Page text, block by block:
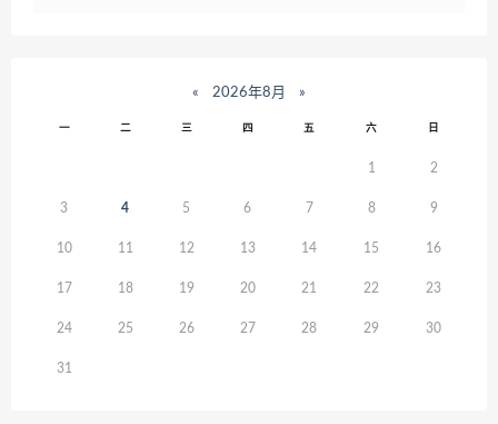
« 2026年8月 »
一 二 三 四 五 六 日
1 2
3 4 5 6 7 8 9
10 11 12 13 14 15 16
17 18 19 20 21 22 23
24 25 26 27 28 29 30
31